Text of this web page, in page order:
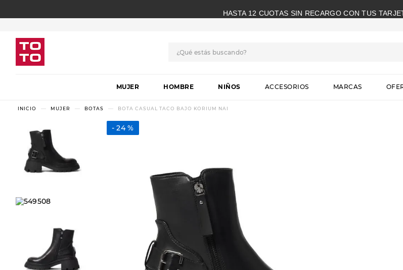
HASTA 12 CUOTAS SIN RECARGO CON TUS
MUJER HOMBRE NIÑOS ACCESORIOS MARCAS
MUJER BOTAS BOTA CASUAL TACO BAJO KORIUM NAI
24 %
1.
botas
2 .
skechers
3.
americansport
sandalias
hitec
slip-ins
botas dama